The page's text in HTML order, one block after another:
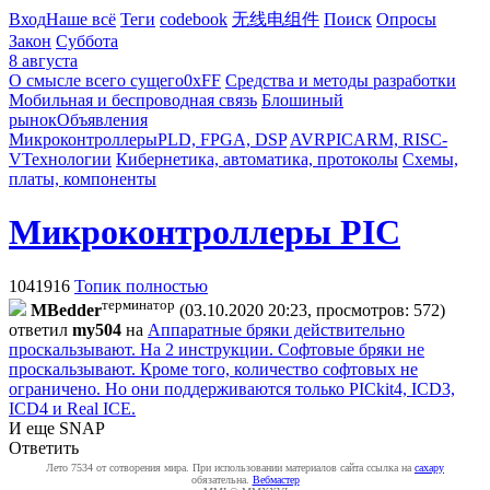
ВходНаше всё Теги codebook 无线电组件 Поиск Опросы
Закон Суббота
8 августа
О смысле всего сущего0xFF Средства и методы разработки
Мобильная и беспроводная связь Блошиный
рынокОбъявления
МикроконтроллерыPLD, FPGA, DSP AVRPICARM, RISC-
VТехнологии Кибернетика, автоматика, протоколы Схемы,
платы, компоненты
Микроконтроллеры PIC
1041916 Топик полностью
MBedderтерминатор (03.10.2020 20:23, просмотров: 572)
ответил my504 на Аппаратные бряки действительно
проскальзывают. На 2 инструкции. Софтовые бряки не
проскальзывают. Кроме того, количество софтовых не
ограничено. Но они поддерживаются только PICkit4, ICD3,
ICD4 и Real ICE.
И еще SNAP
Ответить
Лето 7534 от сотворения мира. При использовании материалов сайта ссылка на caxapу
обязательна. Вебмастер